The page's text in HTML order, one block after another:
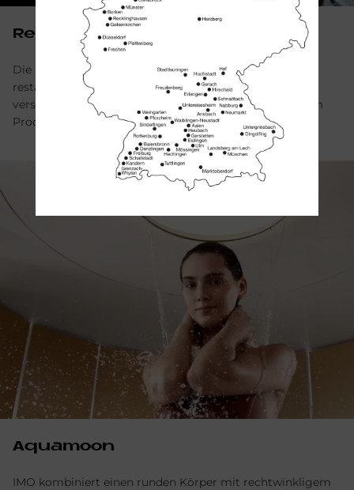
Re­Craf­ted
Die ReCrafted-Armaturen von Dornbracht werden
restauriert und mit neuen, hochwertigen Oberflächen
versehen. Das fördert Nachhaltigkeit und verleiht jedem
Produkt eine besondere Geschichte.
Aqua­moon
IMO kombiniert einen runden Körper mit rechtwinkligem